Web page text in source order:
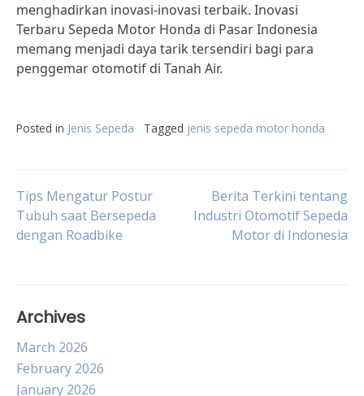
menghadirkan inovasi-inovasi terbaik. Inovasi
Terbaru Sepeda Motor Honda di Pasar Indonesia
memang menjadi daya tarik tersendiri bagi para
penggemar otomotif di Tanah Air.
Posted in Jenis Sepeda Tagged jenis sepeda motor honda
Post
navigation
Tips Mengatur Postur
Tubuh saat Bersepeda
dengan Roadbike
Berita Terkini tentang
Industri Otomotif Sepeda
Motor di Indonesia
Archives
March 2026
February 2026
January 2026